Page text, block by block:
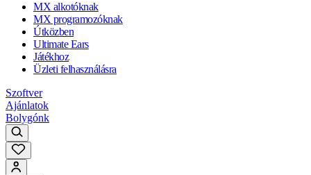
MX alkotóknak
MX programozóknak
Útközben
Ultimate Ears
Játékhoz
Üzleti felhasználásra
Szoftver
Ajánlatok
Bolygónk